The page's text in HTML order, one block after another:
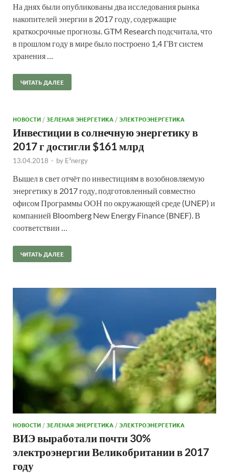
На днях были опубликованы два исследования рынка
накопителей энергии в 2017 году, содержащие
краткосрочные прогнозы. GTM Research подсчитала, что
в прошлом году в мире было построено 1,4 ГВт систем
хранения …
ЧИТАТЬ ДАЛЕЕ
НОВОСТИ /ЗЕЛЕНАЯ ЭНЕРГЕТИКА /ЭЛЕКТРОЭНЕРГЕТИКА
Инвестиции в солнечную энергетику в
2017 г достигли $161 млрд
13.04.2018 - by E²nergy
Вышел в свет отчёт по инвестициям в возобновляемую
энергетику в 2017 году, подготовленный совместно
офисом Программы ООН по окружающей среде (UNEP) и
компанией Bloomberg New Energy Finance (BNEF). В
соответствии …
ЧИТАТЬ ДАЛЕЕ
НОВОСТИ/ЗЕЛЕНАЯ ЭНЕРГЕТИКА/ЭЛЕКТРОЭНЕРГЕТИКА
ВИЭ выработали почти 30%
электроэнергии Великобритании в 2017
году